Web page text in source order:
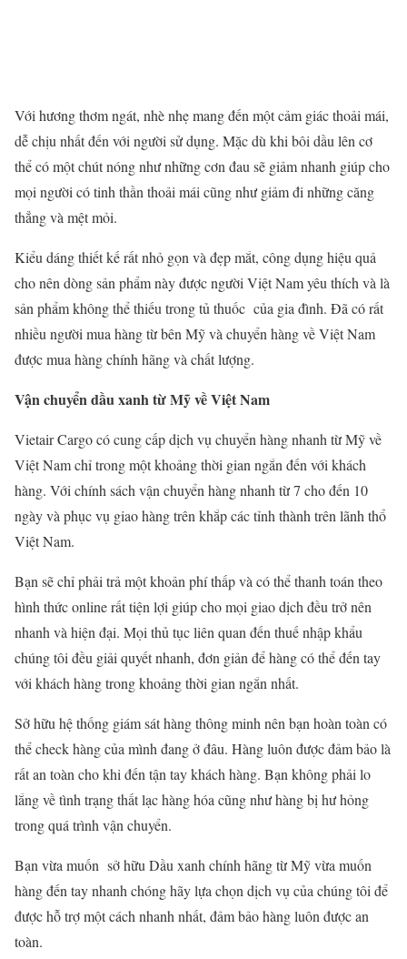
Với hương thơm ngát, nhè nhẹ mang đến một cảm giác thoải mái,
dễ chịu nhất đến với người sử dụng. Mặc dù khi bôi dầu lên cơ
thể có một chút nóng như những cơn đau sẽ giảm nhanh giúp cho
mọi người có tinh thần thoải mái cũng như giảm đi những căng
thẳng và mệt mỏi.
Kiểu dáng thiết kế rất nhỏ gọn và đẹp mắt, công dụng hiệu quả
cho nên dòng sản phẩm này được người Việt Nam yêu thích và là
sản phẩm không thể thiếu trong tủ thuốc của gia đình. Đã có rất
nhiều người mua hàng từ bên Mỹ và chuyển hàng về Việt Nam
được mua hàng chính hãng và chất lượng.
Vận chuyển dầu xanh từ Mỹ về Việt Nam
Vietair Cargo có cung cấp dịch vụ chuyển hàng nhanh từ Mỹ về
Việt Nam chỉ trong một khoảng thời gian ngắn đến với khách
hàng. Với chính sách vận chuyển hàng nhanh từ 7 cho đến 10
ngày và phục vụ giao hàng trên khắp các tỉnh thành trên lãnh thổ
Việt Nam.
Bạn sẽ chỉ phải trả một khoản phí thấp và có thể thanh toán theo
hình thức online rất tiện lợi giúp cho mọi giao dịch đều trở nên
nhanh và hiện đại. Mọi thủ tục liên quan đến thuế nhập khẩu
chúng tôi đều giải quyết nhanh, đơn giản để hàng có thể đến tay
với khách hàng trong khoảng thời gian ngắn nhất.
Sở hữu hệ thống giám sát hàng thông minh nên bạn hoàn toàn có
thể check hàng của mình đang ở đâu. Hàng luôn được đảm bảo là
rất an toàn cho khi đến tận tay khách hàng. Bạn không phải lo
lắng về tình trạng thất lạc hàng hóa cũng như hàng bị hư hỏng
trong quá trình vận chuyển.
Bạn vừa muốn sở hữu Dầu xanh chính hãng từ Mỹ vừa muốn
hàng đến tay nhanh chóng hãy lựa chọn dịch vụ của chúng tôi để
được hỗ trợ một cách nhanh nhất, đảm bảo hàng luôn được an
toàn.